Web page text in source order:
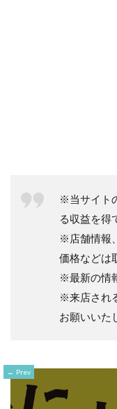
※当サイト
る収益を得
※店舗情報
価格などは
※最新の情
※来店され
お願いいた
Prev